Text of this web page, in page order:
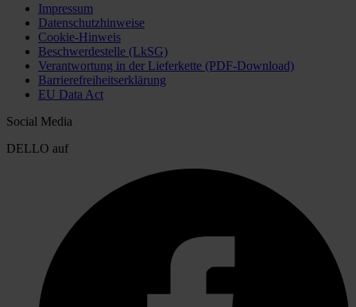
Impressum
Datenschutzhinweise
Cookie-Hinweis
Beschwerdestelle (LkSG)
Verantwortung in der Lieferkette (PDF-Download)
Barrierefreiheitserklärung
EU Data Act
Social Media
DELLO auf